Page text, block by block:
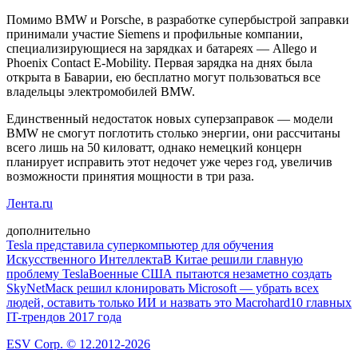
Помимо BMW и Porsche, в разработке супербыстрой заправки
принимали участие Siemens и профильные компании,
специализирующиеся на зарядках и батареях — Allego и
Phoenix Contact E-Mobility. Первая зарядка на днях была
открыта в Баварии, ею бесплатно могут пользоваться все
владельцы электромобилей BMW.
Единственный недостаток новых суперзаправок — модели
BMW не смогут поглотить столько энергии, они рассчитаны
всего лишь на 50 киловатт, однако немецкий концерн
планирует исправить этот недочет уже через год, увеличив
возможности принятия мощности в три раза.
Лента.ru
дополнительно
Tesla представила суперкомпьютер для обучения
Искусственного ИнтеллектаВ Китае решили главную
проблему TeslaВоенные США пытаются незаметно создать
SkyNetМаск решил клонировать Microsoft — убрать всех
людей, оставить только ИИ и назвать это Macrohard10 главных
IT-трендов 2017 года
ESV Corp. © 12.2012-2026